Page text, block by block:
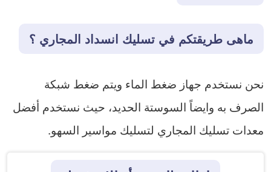
ماهى طريقتكم في تسليك انسداد المجاري ؟
نحن نستخدم جهاز ضغط الماء ويتم ضغط شبكة
الصرف به وايضاً السوستة الحديد، حيث نستخدم أفضل
معدات تسليك المجاري لتسليك مواسير السهو.